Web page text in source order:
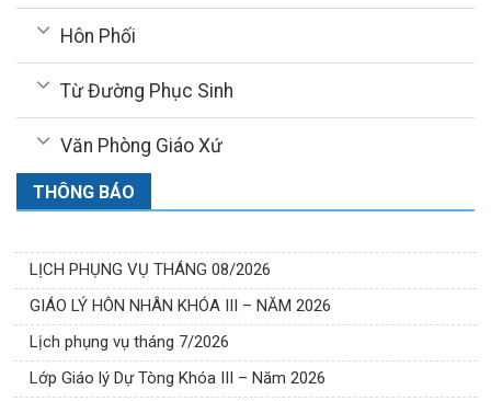
Hôn Phối
Từ Đường Phục Sinh
Văn Phòng Giáo Xứ
THÔNG BÁO
LỊCH PHỤNG VỤ THÁNG 08/2026
GIÁO LÝ HÔN NHÂN KHÓA III – NĂM 2026
Lịch phụng vụ tháng 7/2026
Lớp Giáo lý Dự Tòng Khóa III – Năm 2026